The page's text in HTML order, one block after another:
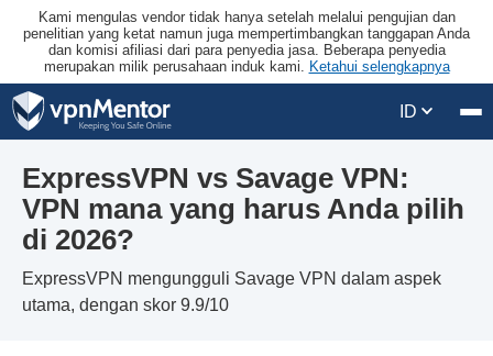
Kami mengulas vendor tidak hanya setelah melalui pengujian dan
penelitian yang ketat namun juga mempertimbangkan tanggapan Anda
dan komisi afiliasi dari para penyedia jasa. Beberapa penyedia
merupakan milik perusahaan induk kami. Ketahui selengkapnya
ID
ExpressVPN vs Savage VPN:
VPN mana yang harus Anda pilih
di 2026?
ExpressVPN mengungguli Savage VPN dalam aspek
utama, dengan skor 9.9/10